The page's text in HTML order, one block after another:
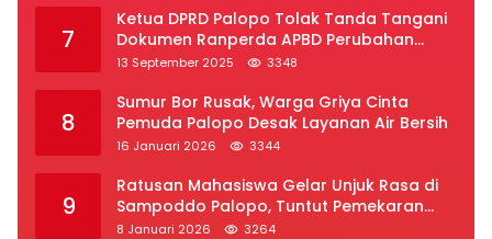
7
Ketua DPRD Palopo Tolak Tanda Tangani
Dokumen Ranperda APBD Perubahan
2025
13 September 2025 3348
8
Sumur Bor Rusak, Warga Griya Cinta
Pemuda Palopo Desak Layanan Air Bersih
16 Januari 2026 3344
9
Ratusan Mahasiswa Gelar Unjuk Rasa di
Sampoddo Palopo, Tuntut Pemekaran
Provinsi Luwu Raya
8 Januari 2026 3264